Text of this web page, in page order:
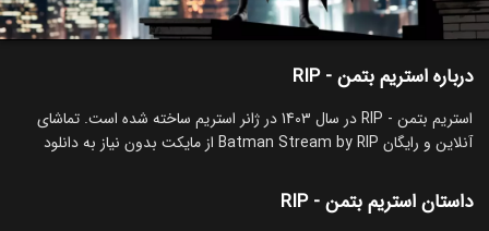
توضیحات قسمت‌ها سریال‌های مشابه
درباره استریم بتمن - RIP
استریم بتمن - RIP در سال 1403 در ژانر استریم ساخته شده است. تماشای
آنلاین و رایگان Batman Stream by RIP از مایکت بدون نیاز به دانلود
داستان استریم بتمن - RIP